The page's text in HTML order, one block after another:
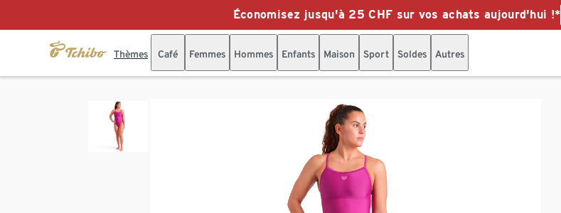
Économisez jusqu'à 25 CHF sur vos achats aujourd'hui !*
Thèmes Café Femmes Hommes Enfants Maison Sport Soldes Autres